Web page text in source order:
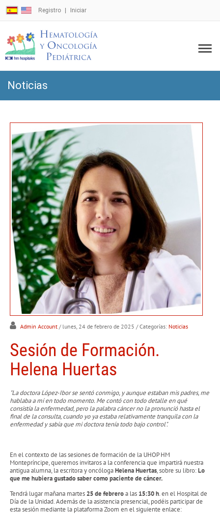
Registro Iniciar
Noticias
Admin Account / lunes, 24 de febrero de 2025 / Categorías: Noticias
Sesión de Formación.
Helena Huertas
"La doctora López-Ibor se sentó conmigo, y aunque estaban mis padres, me
hablaba a mí en todo momento. Me contó con todo detalle en qué
consistía la enfermedad, pero la palabra cáncer no la pronunció hasta el
final de la consulta, cuando yo ya estaba relativamente tranquila con la
enfermedad y sabía que mi doctora tenía todo bajo control".
En el contexto de las sesiones de formación de la UHOP HM
Montepríncipe, queremos invitaros a la conferencia que impartirá nuestra
antigua alumna, la escritora y oncólogaHelena Huertas, sobre su libro:Lo
que me hubiera gustado saber como paciente de cáncer.
Tendrá lugar mañana martes 25 de febreroa las 15:30 h. en el Hospital de
Día de la Unidad. Además de la asistencia presencial, podéis participar de
esta sesión mediante la plataforma Zoom en el siguiente enlace: